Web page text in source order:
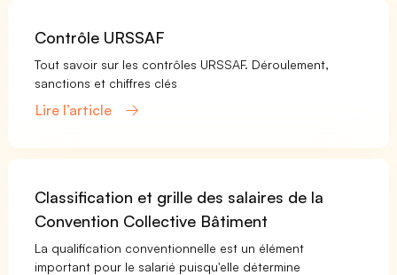
Contrôle URSSAF
Tout savoir sur les contrôles URSSAF. Déroulement,
sanctions et chiffres clés
Lire l’article
Classification et grille des salaires de la
Convention Collective Bâtiment
La qualification conventionnelle est un élément
important pour le salarié puisqu'elle détermine